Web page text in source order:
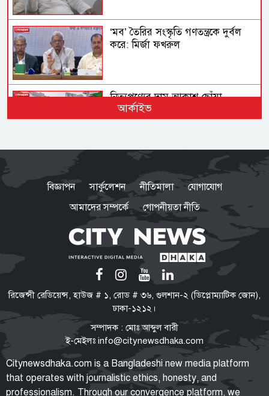
‘মব’ তৈরির সংস্কৃতি গণতন্ত্রকে দুর্বল
করে: মির্জা ফখরুল
নিত্যপণ্যের দাম আকাশ ছোঁয়া,
বিপাকে নিম্নবিত্তরা
যেসব জেলায় ৬০ কিমি বেগে ঝড়ের
আভাস
হুথিদের হামলায় ইয়েমেনে ৩০ সেনা
নিহত
সিলেটের ওসমানীনগরে দুই বাসের
সংঘর্ষে নিহত ৮
আর্কাইভ
বিজ্ঞাপন সার্কুলেশন নীতিমালা
যোগাযোগ
আমাদের সম্পর্কে
গোপনীয়তা নীতি
রিজেন্সী রেডিয়েন্স, হাউজ # ১, রোড # ৩৬, গুলশান-২ (ডিপ্লোম্যাটিক জোন),
ঢাকা-১২১২।
সম্পাদক : মোঃ আব্দুল বারী
ই-মেইলঃ info@citynewsdhaka.com
Citynewsdhaka.com is a Bangladeshi new media platform
that operates with journalistic ethics, honesty, and
professionalism. Through our convergence platform, we